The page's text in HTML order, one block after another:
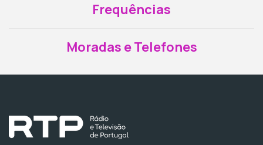
Frequências
Moradas e Telefones